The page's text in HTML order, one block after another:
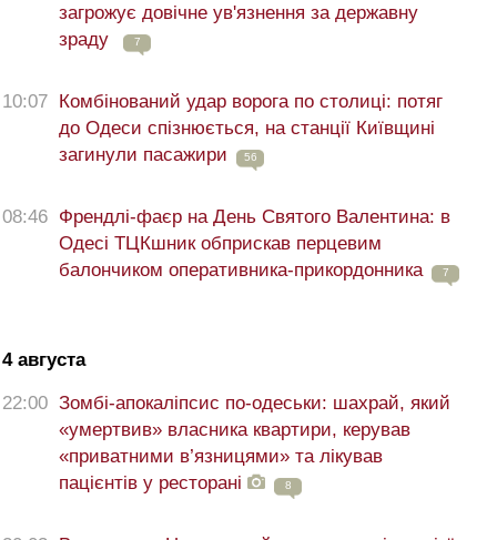
загрожує довічне ув'язнення за державну
зраду
7
10:07 Комбінований удар ворога по столиці: потяг
до Одеси спізнюється, на станції Київщині
загинули пасажири
56
08:46 Френдлі-фаєр на День Святого Валентина: в
Одесі ТЦКшник обприскав перцевим
балончиком оперативника-прикордонника
7
4 августа
22:00 Зомбі-апокаліпсис по-одеськи: шахрай, який
«умертвив» власника квартири, керував
«приватними в’язницями» та лікував
пацієнтів у ресторані
8